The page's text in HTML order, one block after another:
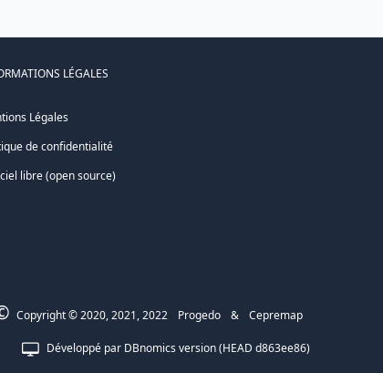
LÉGALES
Légales
de confidentialité
libre (open source)
Développé parDBnomics version(HEAD d863ee86)
Copyright © 2020, 2021, 2022 Progedo & Cepremap